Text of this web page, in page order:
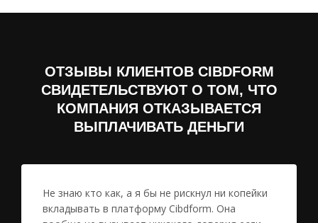
ОТЗЫВЫ КЛИЕНТОВ CIBDFORM
СВИДЕТЕЛЬСТВУЮТ О ТОМ, ЧТО
КОМПАНИЯ ОТКАЗЫВАЕТСЯ
ВЫПЛАЧИВАТЬ ДЕНЬГИ
Не знаю кто как, а я бы не рискнул ни копейки
вкладывать в платформу Cibdform. Она